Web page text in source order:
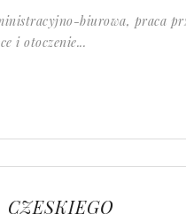
biurowa, praca
i otoczenie...